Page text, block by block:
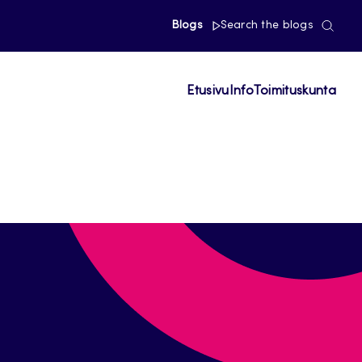
Blogs Search the blogs
Etusivu InfoToimituskunta